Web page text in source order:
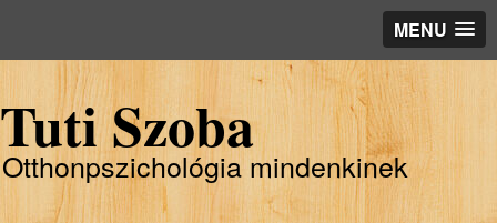
MENU
Tuti Szoba
Otthonpszichológia mindenkinek